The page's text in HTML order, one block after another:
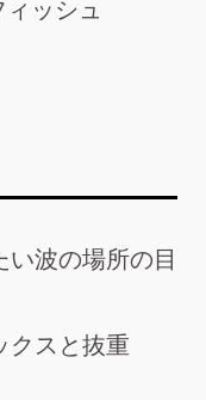
ッシュ
波の場所の目
クスと抜重